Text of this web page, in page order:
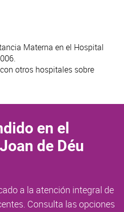
Materna en el Hospital
otros hospitales sobre
en el
de Déu
a la atención integral de
Consulta las opciones